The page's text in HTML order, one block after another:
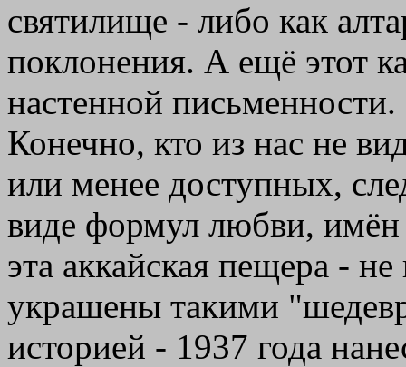
святилище - либо как
поклонения. А ещё этот
настенной
Конечно, кто из нас не
или менее доступных,
виде формул любви, имён
эта аккайская пещера -
украшены такими
историей - 1937 года